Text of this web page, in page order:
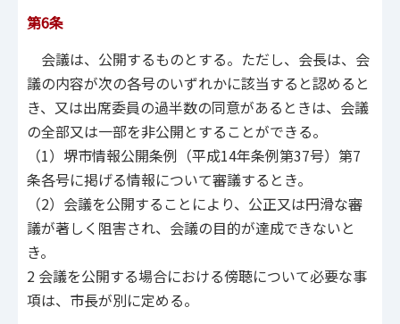
第6条
会議は、公開するものとする。ただし、会長は、会
議の内容が次の各号のいずれかに該当すると認めると
き、又は出席委員の過半数の同意があるときは、会議
の全部又は一部を非公開とすることができる。
（1）堺市情報公開条例（平成14年条例第37号）第7
条各号に掲げる情報について審議するとき。
（2）会議を公開することにより、公正又は円滑な審
議が著しく阻害され、会議の目的が達成できないと
き。
2 会議を公開する場合における傍聴について必要な事
項は、市長が別に定める。